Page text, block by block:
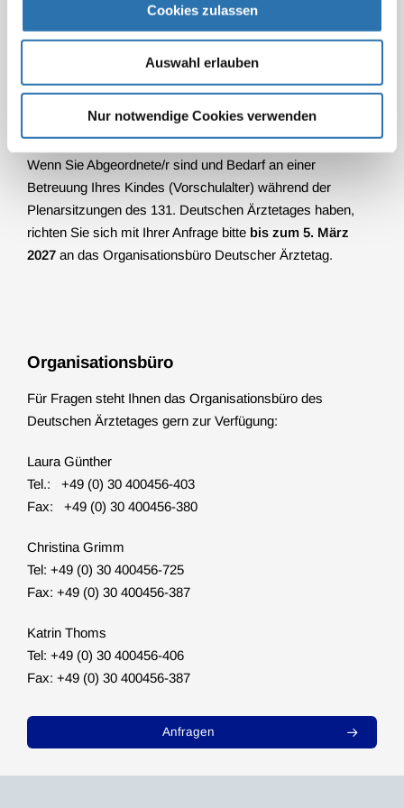
Cookies zulassen
Auswahl erlauben
Nur notwendige Cookies verwenden
Marktplatz 1, 65183 Wiesbaden
Tel. +49 611 1729-930
Wenn Sie Abgeordnete/r sind und Bedarf an einer
Betreuung Ihres Kindes (Vorschulalter) während der
Plenarsitzungen des 131. Deutschen Ärztetages haben,
richten Sie sich mit Ihrer Anfrage bitte bis zum 5. März
2027 an das Organisationsbüro Deutscher Ärztetag.
Organisationsbüro
Für Fragen steht Ihnen das Organisationsbüro des
Deutschen Ärztetages gern zur Verfügung:
Laura Günther
Tel.: +49 (0) 30 400456-403
Fax: +49 (0) 30 400456-380
Christina Grimm
Tel: +49 (0) 30 400456-725
Fax: +49 (0) 30 400456-387
Katrin Thoms
Tel: +49 (0) 30 400456-406
Fax: +49 (0) 30 400456-387
Anfragen